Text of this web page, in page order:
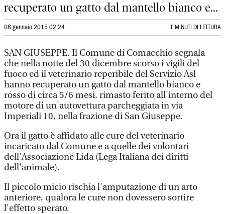
recuperato un gatto dal mantello bianco e...
08 gennaio 2015 02:24 1 MINUTI DI LETTURA
SAN GIUSEPPE. Il Comune di Comacchio segnala
che nella notte del 30 dicembre scorso i vigili del
fuoco ed il veterinario reperibile del Servizio Asl
hanno recuperato un gatto dal mantello bianco e
rosso di circa 5/6 mesi, rimasto ferito all'interno del
motore di un'autovettura parcheggiata in via
Imperiali 10, nella frazione di San Giuseppe.
Ora il gatto è affidato alle cure del veterinario
incaricato dal Comune e a quelle dei volontari
dell'Associazione Lida (Lega Italiana dei diritti
dell'animale).
Il piccolo micio rischia l'amputazione di un arto
anteriore, qualora le cure non dovessero sortire
l'effetto sperato.